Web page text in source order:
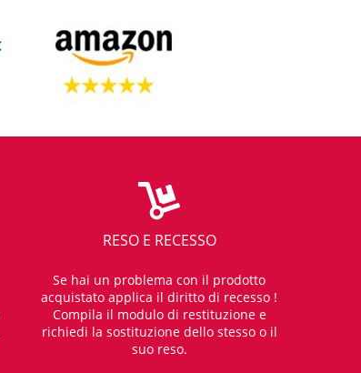
RESO E RECESSO
Se hai un problema con il prodotto
acquistato applica il diritto di recesso !
Compila il modulo di restituzione e
richiedi la sostituzione dello stesso o il
suo reso.